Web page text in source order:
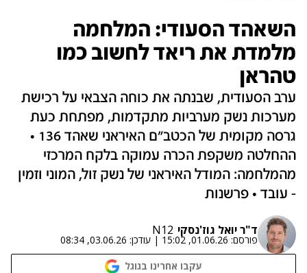
השאהד הסעודי: המלחמה
מלמדת את ריאד לחשוב כמו
טהראן
ערב הסעודית, שבנתה את כוחה הצבאי על רכישת
מערכות נשק מערביות מתקדמות, מפתחת כעת
גרסה מקומית של הכטב"ם האיראני שאהד 136 •
ההחלטה משקפת הכרה עמוקה בלקח המרכזי
מהמלחמה: המודל האיראני של נשק זול, המוני וזמין
- עובד • פרשנות
ד"ר יואל גוז'נסקי N12
פורסם: 01.06.26, 15:02
| עודכן: 03.06.26, 08:34
עקבו אחרינו בגוגל